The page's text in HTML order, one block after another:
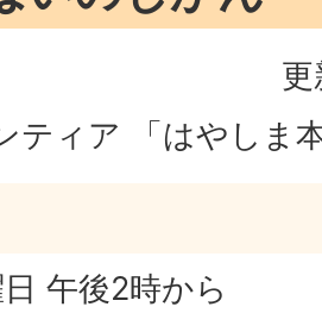
ティア 「はやしま
午後2時から